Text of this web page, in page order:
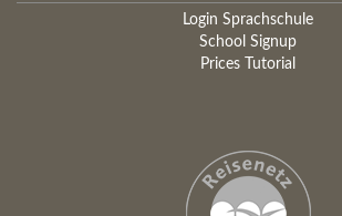
Login Sprachschule
School Signup
Prices Tutorial